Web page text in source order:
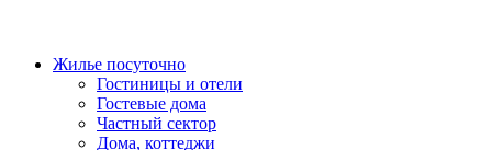
Жилье посуточно
Гостиницы и отели
Гостевые дома
Частный сектор
Дома, коттеджи